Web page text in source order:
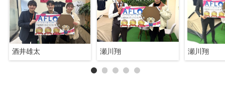
酒井雄太 瀬川翔 瀬川翔